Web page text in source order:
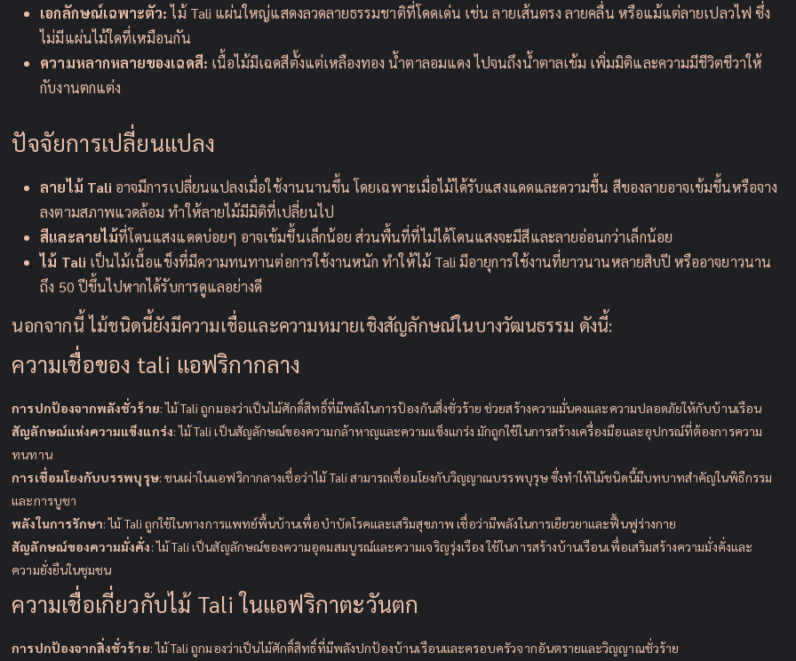
เอกลักษณ์เฉพาะตัว:ไม้ Tali แผ่นใหญ่แสดงลวดลายธรรมชาติที่โดดเด่น เช่น ลายเส้นตรง ลายคลื่น หรือแม้แต่ลายเปลวไฟ ซึ่ง
ไม่มีแผ่นไม้ใดที่เหมือนกัน
ความหลากหลายของเฉดสี: เนื้อไม้มีเฉดสีตั้งแต่เหลืองทอง น้ำตาลอมแดง ไปจนถึงน้ำตาลเข้ม เพิ่มมิติและความมีชีวิตชีวาให้
กับงานตกแต่ง
ปัจจัยการเปลี่ยนแปลง
ลายไม้ Tali อาจมีการเปลี่ยนแปลงเมื่อใช้งานนานขึ้น โดยเฉพาะเมื่อไม้ได้รับแสงแดดและความชื้น สีของลายอาจเข้มขึ้นหรือจาง
ลงตามสภาพแวดล้อม ทำให้ลายไม้มีมิติที่เปลี่ยนไป
สีและลายไม้ที่โดนแสงแดดบ่อยๆ อาจเข้มขึ้นเล็กน้อย ส่วนพื้นที่ที่ไม่ได้โดนแสงจะมีสีและลายอ่อนกว่าเล็กน้อย
ไม้ Tali เป็นไม้เนื้อแข็งที่มีความทนทานต่อการใช้งานหนัก ทำให้ไม้ Tali มีอายุการใช้งานที่ยาวนานหลายสิบปี หรืออาจยาวนาน
ถึง 50 ปีขึ้นไปหากได้รับการดูแลอย่างดี
นอกจากนี้ ไม้ชนิดนี้ยังมีความเชื่อและความหมายเชิงสัญลักษณ์ในบางวัฒนธรรม ดังนี้:
ความเชื่อของ tali แอฟริกากลาง
การปกป้องจากพลังชั่วร้าย: ไม้ Tali ถูกมองว่าเป็นไม้ศักดิ์สิทธิ์ที่มีพลังในการป้องกันสิ่งชั่วร้าย ช่วยสร้างความมั่นคงและความปลอดภัยให้กับบ้านเรือน
สัญลักษณ์แห่งความแข็งแกร่ง: ไม้ Tali เป็นสัญลักษณ์ของความกล้าหาญและความแข็งแกร่ง มักถูกใช้ในการสร้างเครื่องมือและอุปกรณ์ที่ต้องการความ
ทนทาน
การเชื่อมโยงกับบรรพบุรุษ: ชนเผ่าในแอฟริกากลางเชื่อว่าไม้ Tali สามารถเชื่อมโยงกับวิญญาณบรรพบุรุษ ซึ่งทำให้ไม้ชนิดนี้มีบทบาทสำคัญในพิธีกรรม
และการบูชา
พลังในการรักษา: ไม้ Tali ถูกใช้ในทางการแพทย์พื้นบ้านเพื่อบำบัดโรคและเสริมสุขภาพ เชื่อว่ามีพลังในการเยียวยาและฟื้นฟูร่างกาย
สัญลักษณ์ของความมั่งคั่ง: ไม้ Tali เป็นสัญลักษณ์ของความอุดมสมบูรณ์และความเจริญรุ่งเรือง ใช้ในการสร้างบ้านเรือนเพื่อเสริมสร้างความมั่งคั่งและ
ความยั่งยืนในชุมชน
ความเชื่อเกี่ยวกับไม้ Tali ในแอฟริกาตะวันตก
การปกป้องจากสิ่งชั่วร้าย: ไม้ Tali ถูกมองว่าเป็นไม้ศักดิ์สิทธิ์ที่มีพลังปกป้องบ้านเรือนและครอบครัวจากอันตรายและวิญญาณชั่วร้าย